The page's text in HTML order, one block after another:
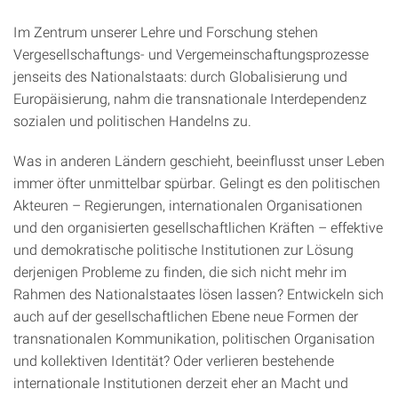
Im Zentrum unserer Lehre und Forschung stehen
Vergesellschaftungs- und Vergemeinschaftungsprozesse
jenseits des Nationalstaats: durch Globalisierung und
Europäisierung, nahm die transnationale Interdependenz
sozialen und politischen Handelns zu.
Was in anderen Ländern geschieht, beeinflusst unser Leben
immer öfter unmittelbar spürbar. Gelingt es den politischen
Akteuren – Regierungen, internationalen Organisationen
und den organisierten gesellschaftlichen Kräften – effektive
und demokratische politische Institutionen zur Lösung
derjenigen Probleme zu finden, die sich nicht mehr im
Rahmen des Nationalstaates lösen lassen? Entwickeln sich
auch auf der gesellschaftlichen Ebene neue Formen der
transnationalen Kommunikation, politischen Organisation
und kollektiven Identität? Oder verlieren bestehende
internationale Institutionen derzeit eher an Macht und